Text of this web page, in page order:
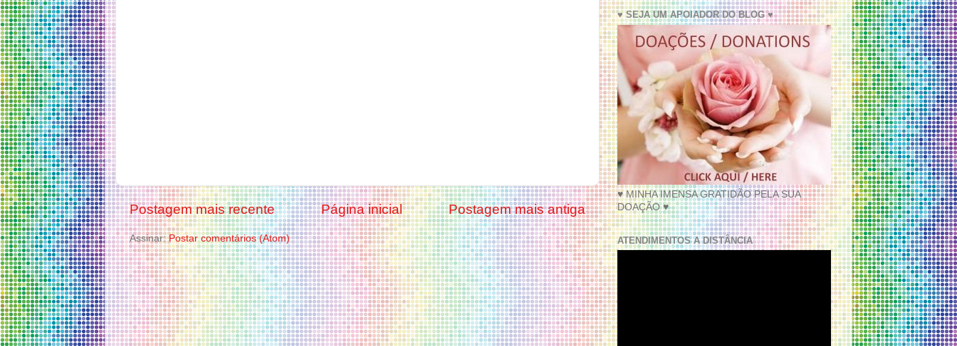
Postagem mais recente Postagem mais antiga
Página inicial
Assinar:Postar comentários (Atom)
♥ SEJA UM APOIADOR DO BLOG ♥
♥ MINHA IMENSA GRATIDÃO PELA SUA
DOAÇÃO ♥
ATENDIMENTOS A DISTÂNCIA